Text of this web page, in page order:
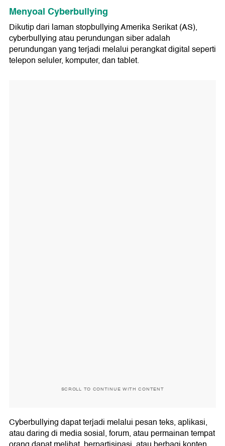
Menyoal Cyberbullying
Dikutip dari laman stopbullying Amerika Serikat (AS),
cyberbullying atau perundungan siber adalah
perundungan yang terjadi melalui perangkat digital seperti
telepon seluler, komputer, dan tablet.
SCROLL TO CONTINUE WITH CONTENT
Cyberbullying dapat terjadi melalui pesan teks, aplikasi,
atau daring di media sosial, forum, atau permainan tempat